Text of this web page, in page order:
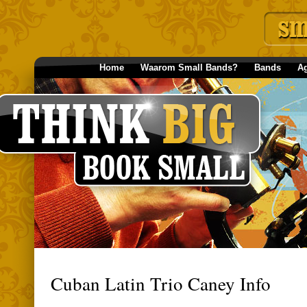
Home Waarom Small Bands? Bands
Cuban Latin Trio Caney Info